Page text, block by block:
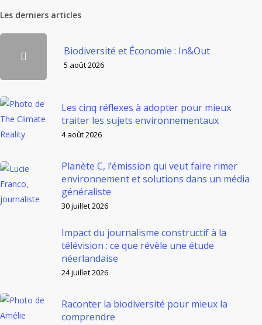
Les derniers articles
Biodiversité et Économie : In&Out
5 août 2026
Les cinq réflexes à adopter pour mieux
traiter les sujets environnementaux
4 août 2026
Planète C, l’émission qui veut faire rimer
environnement et solutions dans un média
généraliste
30 juillet 2026
Impact du journalisme constructif à la
télévision : ce que révèle une étude
néerlandaise
24 juillet 2026
Raconter la biodiversité pour mieux la
comprendre